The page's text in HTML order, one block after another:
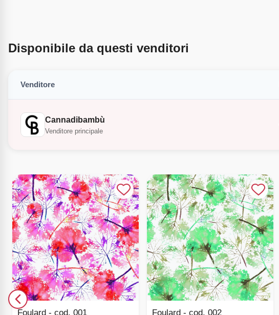
Disponibile da questi venditori
Venditore
Cannadibambù
Venditore principale
Foulard - cod. 001 Foulard - cod. 002